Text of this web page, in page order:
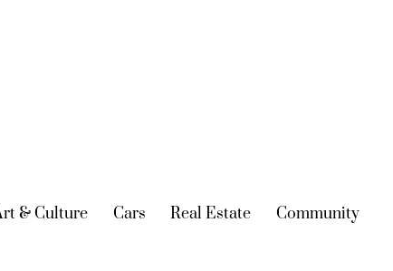
& Culture (current)
Cars (current)
Real Estate (current)
Community